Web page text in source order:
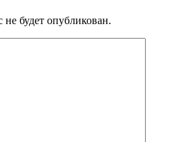
будет опубликован.